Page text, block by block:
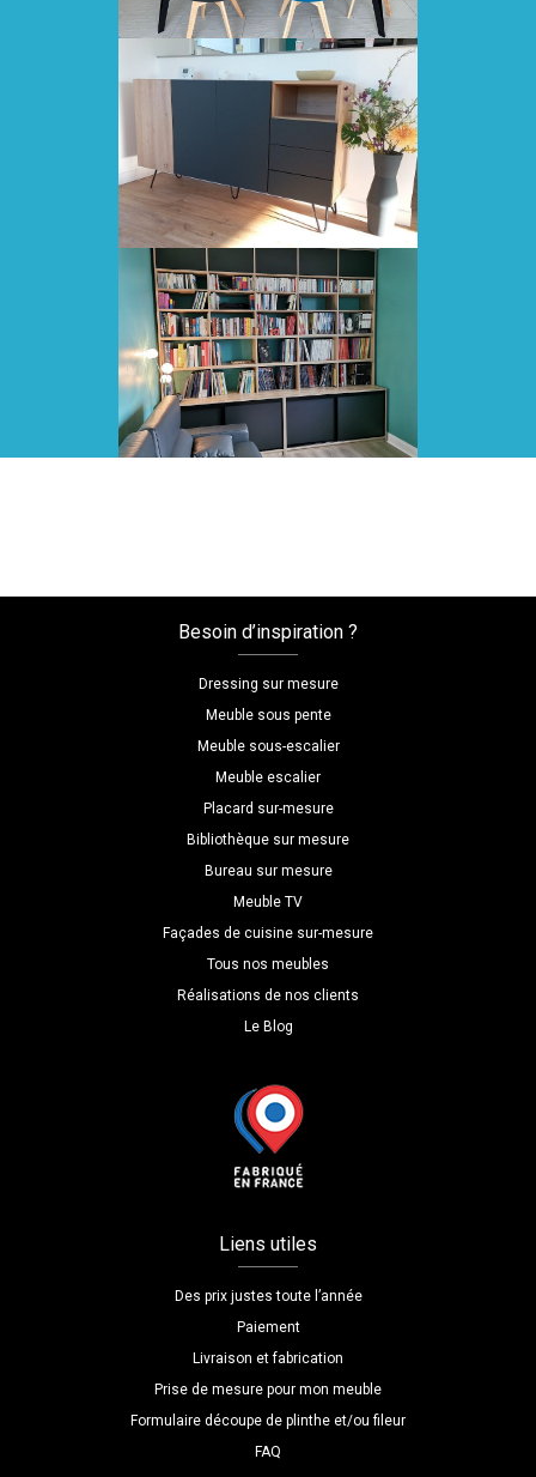
Besoin d’inspiration ?
Dressing sur mesure
Meuble sous pente
Meuble sous-escalier
Meuble escalier
Placard sur-mesure
Bibliothèque sur mesure
Bureau sur mesure
Meuble TV
Façades de cuisine sur-mesure
Tous nos meubles
Réalisations de nos clients
Le Blog
Liens utiles
Des prix justes toute l’année
Paiement
Livraison et fabrication
Prise de mesure pour mon meuble
Formulaire découpe de plinthe et/ou fileur
FAQ